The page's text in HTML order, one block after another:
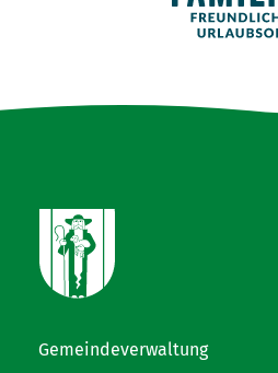
Gemeindeverwaltung